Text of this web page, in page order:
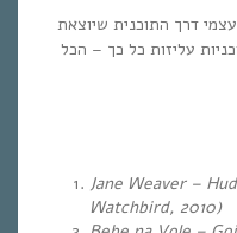
דרך התוכנית שיוצאת
עליזות כל כך – הכל
Jane Weaver –
Watchbird, 2010)